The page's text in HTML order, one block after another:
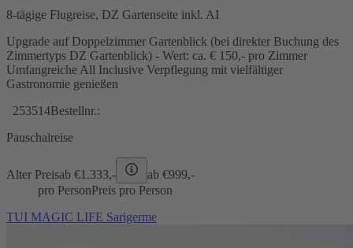
8-tägige Flugreise, DZ Gartenseite inkl. AI
Upgrade auf Doppelzimmer Gartenblick (bei direkter Buchung des
Zimmertyps DZ Gartenblick) - Wert: ca. € 150,- pro Zimmer
Umfangreiche All Inclusive Verpflegung mit vielfältiger
Gastronomie genießen
253514Bestellnr.:
Pauschalreise
Alter Preisab €1.333,- ab €999,-
pro PersonPreis pro Person
TUI MAGIC LIFE Sarigerme